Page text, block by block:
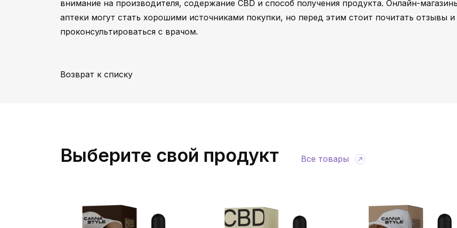
внимание на производителя, содержание CBD и способ получения продукта. Онлайн-
аптеки могут стать хорошими источниками покупки, но перед этим стоит почитать отзывы и
проконсультироваться с врачом.
Возврат к списку
Выберите свой продукт Все товары